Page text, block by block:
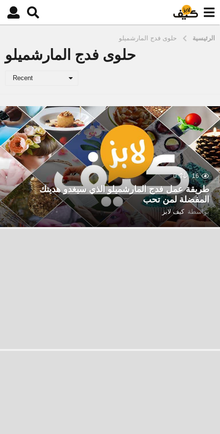
الرئيسية حلوى فدج المارشميلو
حلوى فدج المارشميلو
Recent
16
0
طريقة عمل فدج المارشميلو الذي سيغدو هديتك
المفضلة لمن تحب
بواسطة كيف لابز